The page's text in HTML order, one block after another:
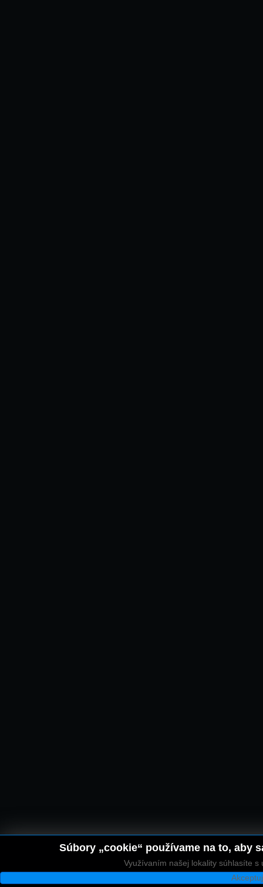
Súbory „cookie“ používame na to, aby
Využívaním našej lokality súhlasíte s